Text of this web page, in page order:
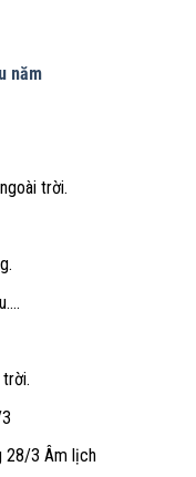
năm
trời.
28/3 Âm lịch